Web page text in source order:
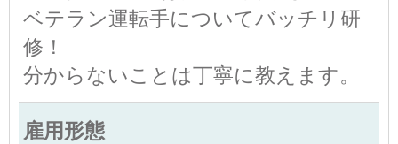
ベテラン運転手についてバッチリ研
修！
分からないことは丁寧に教えます。
雇用形態